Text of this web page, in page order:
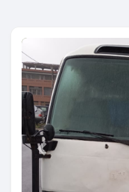
Previous